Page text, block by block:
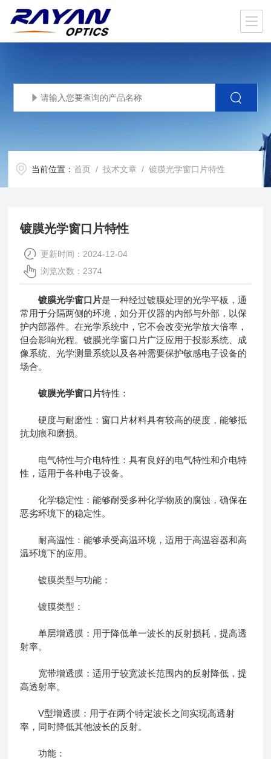
当前位置：首页 /技术文章 / 镀膜光学窗口片特性
镀膜光学窗口片特性
更新时间：2024-12-04
浏览次数：2374
镀膜光学窗口片是一种经过镀膜处理的光学平板，通
常用于分隔两侧的环境，如分开仪器的内部与外部，以保
护内部器件。在光学系统中，它不会改变光学放大倍率，
但会影响光程。镀膜光学窗口片广泛应用于投影系统、成
像系统、光学测量系统以及各种需要保护敏感电子设备的
场合。
镀膜光学窗口片特性：
硬度与耐磨性：窗口片材料具有较高的硬度，能够抵
抗划痕和磨损。
电气特性与介电特性：具有良好的电气特性和介电特
性，适用于各种电子设备。
化学稳定性：能够耐受多种化学物质的腐蚀，确保在
恶劣环境下的稳定性。
耐高温性：能够承受高温环境，适用于高温容器和高
温环境下的应用。
镀膜类型与功能：
镀膜类型：
单层增透膜：用于降低单一波长的反射损耗，提高透
射率。
宽带增透膜：适用于较宽波长范围内的反射降低，提
高透射率。
V型增透膜：用于在两个特定波长之间实现高透射
率，同时降低其他波长的反射。
功能：